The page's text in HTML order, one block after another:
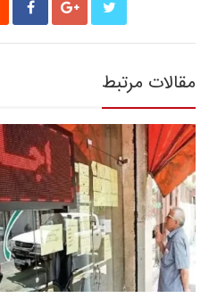
مقالات مرتبط